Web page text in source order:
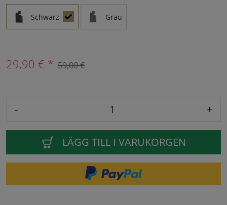
Schwarz Grau
29,90 € * 59,00 €
- +
LÄGG TILL I VARUKORGEN